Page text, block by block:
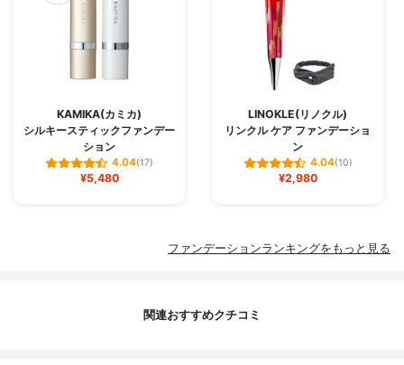
KAMIKA(カミカ)
シルキースティックファンデー
ション
4.04(17)
¥5,480
LINOKLE(リノクル)
リンクル ケア ファンデーショ
ン
4.04(10)
¥2,980
ファンデーションランキングをもっと見る
関連おすすめクチコミ